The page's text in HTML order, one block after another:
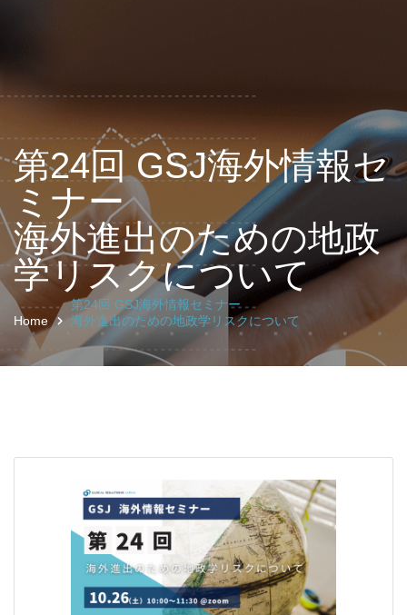
第24回 GSJ海外情報セ
ミナー
海外進出のための地政
学リスクについて
Home
第24回 GSJ海外情報セミナー
海外進出のための地政学リスクについて